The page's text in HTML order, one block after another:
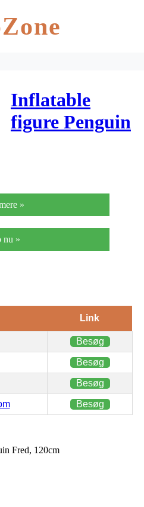
Inflatable
figure Penguin
»
nu »
Link
Besøg
Besøg
Besøg
Besøg
Fred, 120cm